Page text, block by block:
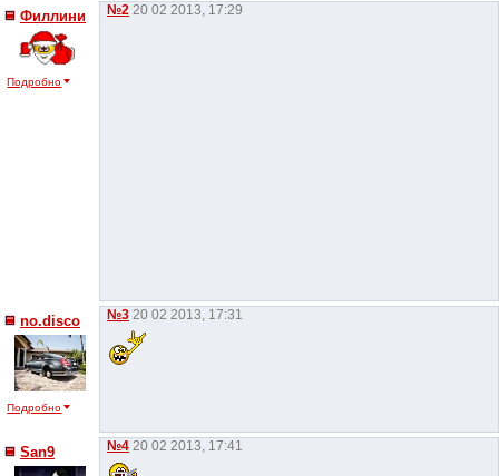
Филлини
Подробно
№2 20 02 2013, 17:29
no.disco
Подробно
№3 20 02 2013, 17:31
San9 №4 20 02 2013, 17:41